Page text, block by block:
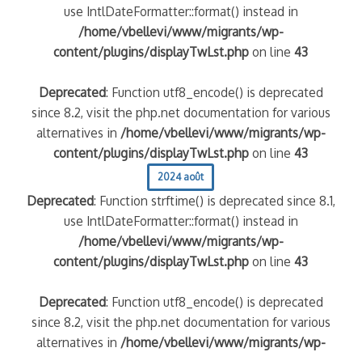
use IntlDateFormatter::format() instead in
/home/vbellevi/www/migrants/wp-
content/plugins/displayTwLst.php on line43
Deprecated: Function utf8_encode() is deprecated
since 8.2, visit the php.net documentation for various
alternatives in /home/vbellevi/www/migrants/wp-
content/plugins/displayTwLst.php on line43
2024 août
Deprecated: Function strftime() is deprecated since 8.1,
use IntlDateFormatter::format() instead in
/home/vbellevi/www/migrants/wp-
content/plugins/displayTwLst.php on line43
Deprecated: Function utf8_encode() is deprecated
since 8.2, visit the php.net documentation for various
alternatives in /home/vbellevi/www/migrants/wp-